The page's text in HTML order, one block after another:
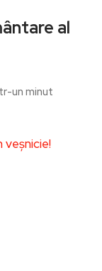
al
Citești într-un minut